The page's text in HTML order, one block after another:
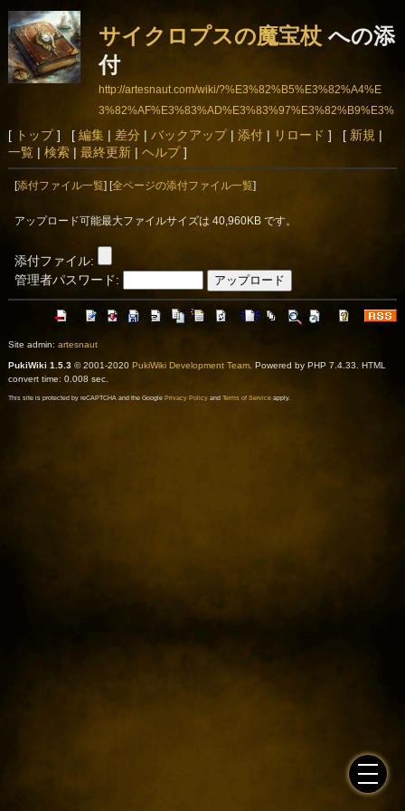
サイクロプスの魔宝杖への添
付
http://artesnaut.com/wiki/?%E3%82%B5%E3%82%A4%E
3%82%AF%E3%83%AD%E3%83%97%E3%82%B9%E3%
81%AE%E9%AD%94%E5%AE%9D%E6%9D%96
[ トップ] [ 編集| 差分 | バックアップ| 添付| リロード ] [ 新規 |
一覧| 検索| 最終更新| ヘルプ]
[添付ファイル一覧 ] [全ページの添付ファイル一覧
アップロード可能最大ファイルサイズは 40,960KB です。
添付ファイル:
管理者パスワード:
Site admin: artesnaut
PukiWiki 1.5.3© 2001-2020 PukiWiki Development Team. Powered by PHP 7.4.33. HTML
convert time: 0.008 sec.
This site is protected by reCAPTCHA and the Google Privacy Policyand Terms of Serviceapply.